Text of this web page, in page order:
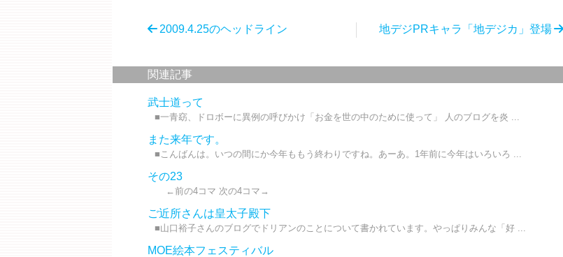
地デジPRキャラ「地デジカ」登場
2009.4.25のヘッドライン
関連記事
武士道って
■一青窈、ドロボーに異例の呼びかけ「お金を世の中のために使って」 人のブログを炎 ...
また来年です。
■こんばんは。いつの間にか今年ももう終わりですね。あーあ。1年前に今年はいろいろ ...
その23
←前の4コマ 次の4コマ→
ご近所さんは皇太子殿下
■山口裕子さんのブログでドリアンのことについて書かれています。やっぱりみんな「好 ...
MOE絵本フェスティバル